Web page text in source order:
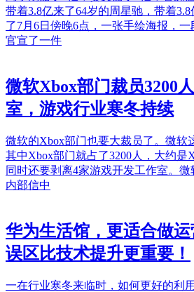
带着3.8亿来了64岁的周星驰，带着
了7月6日傍晚6点，一张手绘海报，
官宣了一件
微软Xbox部门裁员3200
室，游戏行业寒冬持续
微软的Xbox部门也要大裁员了。微软
其中Xbox部门就占了3200人，大约是
同时还要剥离4家游戏开发工作室。
内部信中
华为生活馆，更适合做
误区比技术提升更重要！
一在行业寒冬来临时，如何更好的利